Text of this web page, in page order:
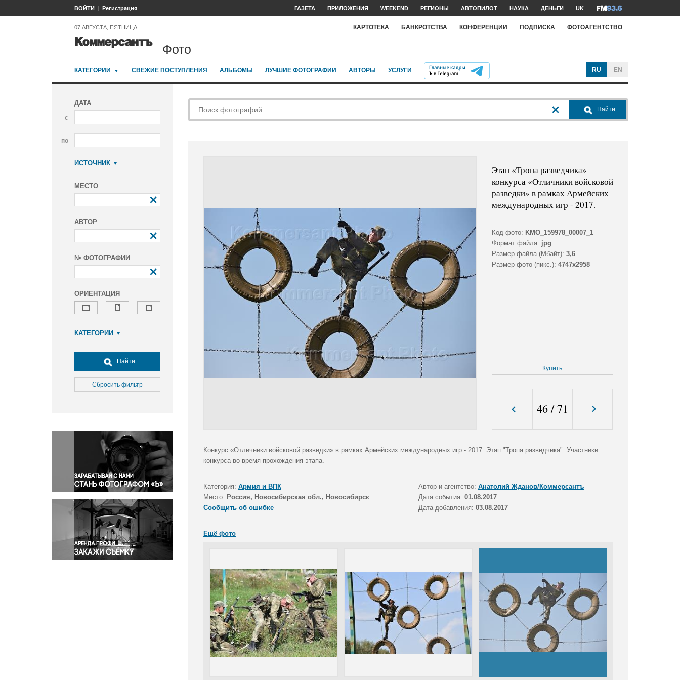
ВОЙТИ Регистрация ГАЗЕТА ПРИЛОЖЕНИЯ WEEKEND РЕГИОНЫ АВТОПИЛОТ НАУКА ДЕНЬГИ UK
07 АВГУСТА, ПЯТНИЦА КАРТОТЕКА БАНКРОТСТВА КОНФЕРЕНЦИИ ПОДПИСКА ФОТОАГЕНТСТВО
Фото
КАТЕГОРИИ СВЕЖИЕ ПОСТУПЛЕНИЯ АЛЬБОМЫ ЛУЧШИЕ ФОТОГРАФИИ АВТОРЫ УСЛУГИ RU EN
ДАТА
с
по
ИСТОЧНИК
МЕСТО
АВТОР
№ ФОТОГРАФИИ
ОРИЕНТАЦИЯ
КАТЕГОРИИ
Досуг, туризм и отдых
Культура
Медицина
Окружающая среда
Политика
Правосудие
Происшествия и конфликты
Религия
Светская жизнь
Спорт
Экология
Экономика и бизнес
Найти
Сбросить фильтр
Найти
Этап «Тропа разведчика»
конкурса «Отличники войсковой
разведки» в рамках Армейских
международных игр - 2017.
Код фото: KMO_159978_00007_1
Формат файла: jpg
Размер файла (Мбайт): 3,6
Размер фото (пикс.): 4747x2958
Купить
46/71
Конкурс «Отличники войсковой разведки» в рамках Армейских международных игр - 2017. Этап "Тропа разведчика". Участники
конкурса во время прохождения этапа.
Категория: Армия и ВПК Автор и агентство: Анатолий Жданов/Коммерсантъ
Место: Россия, Новосибирская обл., Новосибирск Дата события: 01.08.2017
Сообщить об ошибке
Дата добавления: 03.08.2017
Ещё фото